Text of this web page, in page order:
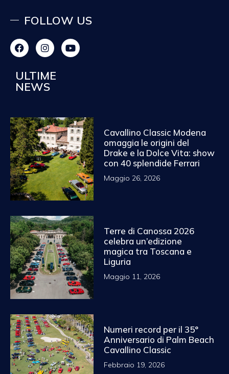
FOLLOW US
ULTIME
NEWS
Cavallino Classic Modena
omaggia le origini del
Drake e la Dolce Vita: show
con 40 splendide Ferrari
Maggio 26, 2026
Terre di Canossa 2026
celebra un’edizione
magica tra Toscana e
Liguria
Maggio 11, 2026
Numeri record per il 35°
Anniversario di Palm Beach
Cavallino Classic
Febbraio 19, 2026